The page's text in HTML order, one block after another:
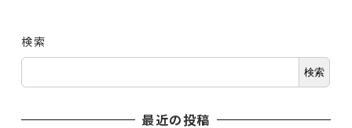
検索
検索
最近の投稿